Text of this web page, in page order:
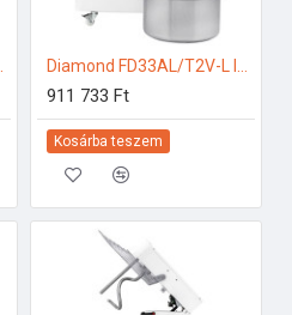
911 733 Ft
Kosárba teszem